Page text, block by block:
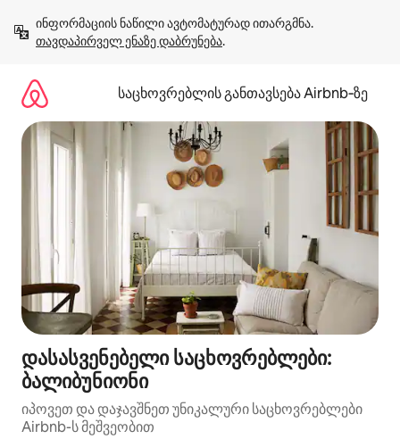
გადასვლა
თავდაპირველ ენაზე დაბრუნება.
საცხოვრებლის განთავსება Airbnb‑ზე
დასასვენებელი საცხოვრებლები:
ბალიბუნიონი
იპოვეთ და დაჯავშნეთ უნიკალური საცხოვრებლები
Airbnb-ს მეშვეობით